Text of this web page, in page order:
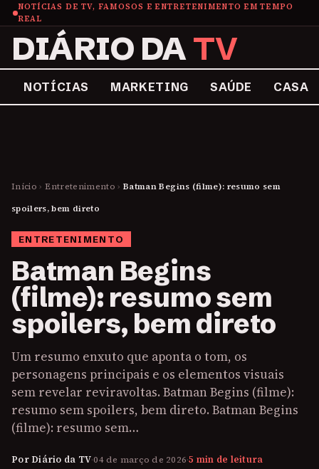
NOTÍCIAS DE TV, FAMOSOS E ENTRETENIMENTO EM TEMPO
REAL
DIÁRIO DATV
NOTÍCIAS MARKETING SAÚDE CASA
Início › Entretenimento › Batman Begins (filme): resumo sem
spoilers, bem direto
ENTRETENIMENTO
Batman Begins
(filme): resumo sem
spoilers, bem direto
Um resumo enxuto que aponta o tom, os
personagens principais e os elementos visuais
sem revelar reviravoltas. Batman Begins (filme):
resumo sem spoilers, bem direto. Batman Begins
(filme): resumo sem…
Por Diário da TV·04 de março de 2026·5 min de leitura